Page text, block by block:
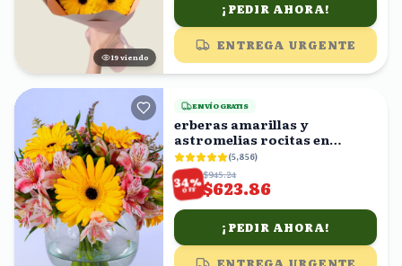
19 viendo
¡PEDIR AHORA!
ENTREGA URGENTE
ENVÍO GRATIS
erberas amarillas y
astromelias rocitas en
florero (5,856)
34%
OFF
$945.24
$623.86
¡PEDIR AHORA!